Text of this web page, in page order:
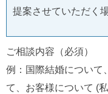
提案させていただく
ご相談内容（必須）
例：国際結婚について
て、お客様について (